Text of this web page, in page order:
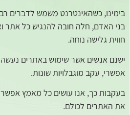
בימינו, כשהאינטרנט משמש לדברים
בני האדם, חלה חובה להנגיש כל
חווית גלישה נוחה.
ישנם אנשים אשר שימוש באתרים
אפשרי, עקב מוגבלויות שונות.
בעקבות כך, אנו עושים כל מאמץ
את האתרים לכולם.